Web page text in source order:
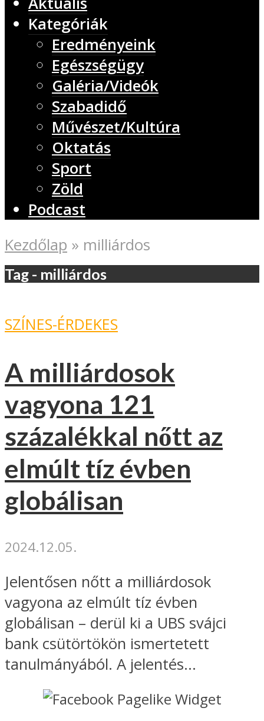
Kategóriák
Eredményeink
Egészségügy
Galéria/Videók
Szabadidő
Művészet/Kultúra
Oktatás
Sport
Zöld
Podcast
Kezdőlap » milliárdos
Tag - milliárdos
SZÍNES-ÉRDEKES
A milliárdosok
vagyona 121
százalékkal nőtt az
elmúlt tíz évben
globálisan
2024.12.05.
Jelentősen nőtt a milliárdosok
vagyona az elmúlt tíz évben
globálisan – derül ki a UBS svájci
bank csütörtökön ismertetett
tanulmányából. A jelentés...